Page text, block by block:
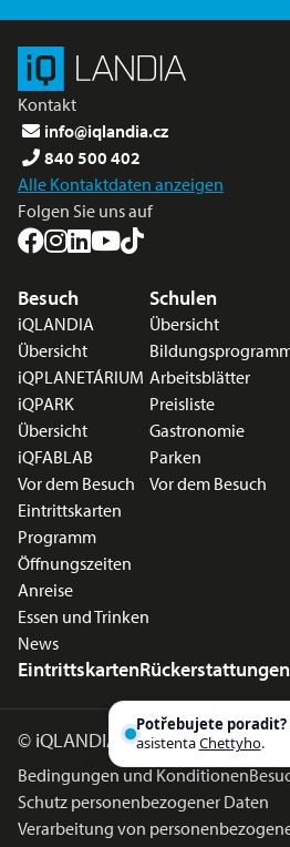
Kontakt
info@iqlandia.cz
840 500 402
Alle Kontaktdaten anzeigen
Folgen Sie uns auf
Fußzeilenmenü
Besuch
iQLANDIA
Übersicht
iQPLANETÁRIUM
iQPARK
Übersicht
iQFABLAB
Vor dem Besuch
Eintrittskarten
Programm
Öffnungszeiten
Anreise
Essen und Trinken
News
Schulen
Übersicht
Arbeitsblätter
Preisliste
Gastronomie
Parken
Vor dem Besuch
EintrittskartenRückerstattungen
© iQLANDIA 2026
Bedingungen und Konditionen
Schutz personenbezogener Daten
Verarbeitung von
Potřebujete poradit?
asistentaChettyho.